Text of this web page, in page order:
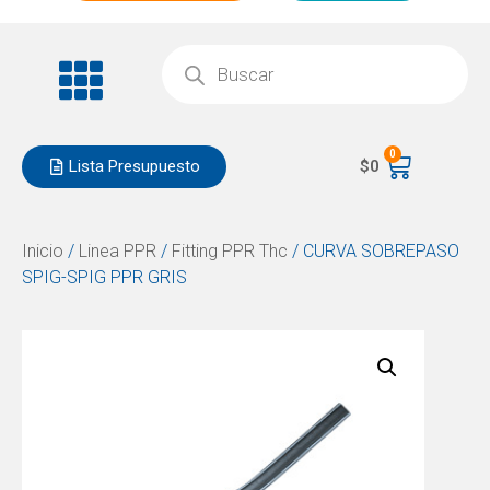
Lista Presupuesto $0
0
Inicio / Linea PPR / Fitting PPR Thc / CURVA SOBREPASO
SPIG-SPIG PPR GRIS